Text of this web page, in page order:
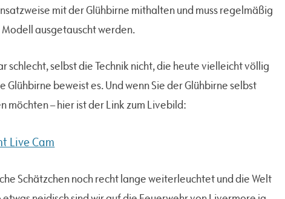
mit der Glühbirne mithalten und muss regelmäßig
ausgetauscht werden.
schlecht, selbst die Technik nicht, die heute vielleicht völlig
Glühbirne beweist es. Und wenn Sie der Glühbirne selbst
möchten – hier ist der Link zum Livebild:
Live Cam
Schätzchen noch recht lange weiterleuchtet und die Welt